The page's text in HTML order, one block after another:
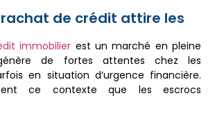
rachat de crédit attire les
immobilier est un marché en pleine
de fortes attentes chez les
en situation d’urgence financière.
ce contexte que les escrocs